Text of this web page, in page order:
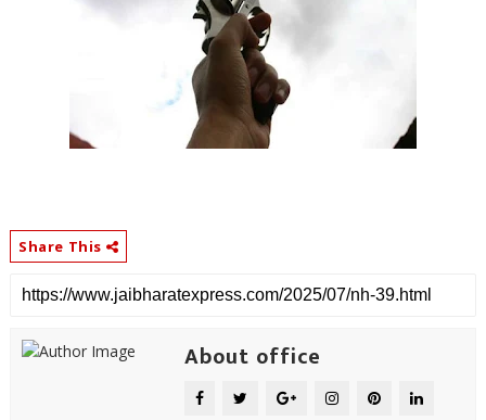
Share This
About office